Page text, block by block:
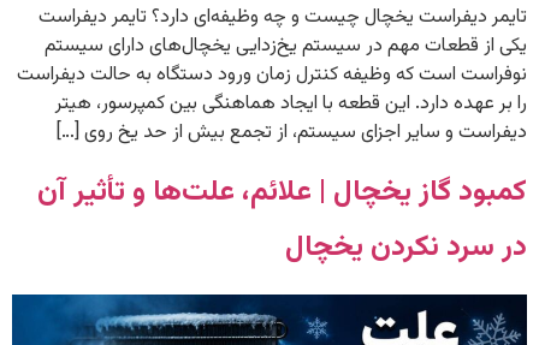
تایمر دیفراست یخچال چیست و چه وظیفه‌ای دارد؟ تایمر دیفراست
یکی از قطعات مهم در سیستم یخ‌زدایی یخچال‌های دارای سیستم
نوفراست است که وظیفه کنترل زمان ورود دستگاه به حالت دیفراست
را بر عهده دارد. این قطعه با ایجاد هماهنگی بین کمپرسور، هیتر
دیفراست و سایر اجزای سیستم، از تجمع بیش از حد یخ روی […]
کمبود گاز یخچال | علائم، علت‌ها و تأثیر آن
در سرد نکردن یخچال